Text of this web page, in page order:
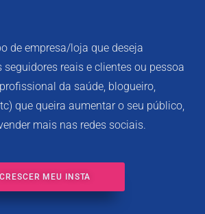
de empresa/loja que deseja
reais e clientes ou pessoa
da saúde, blogueiro,
que queira aumentar o seu público,
mais nas redes sociais.
MEU INSTA